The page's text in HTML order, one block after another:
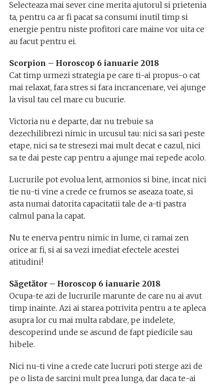
Selecteaza mai sever cine merita ajutorul si prietenia
ta, pentru ca ar fi pacat sa consumi inutil timp si
energie pentru niste profitori care maine vor uita ce
au facut pentru ei.
Scorpion – Horoscop 6 ianuarie 2018
Cat timp urmezi strategia pe care ti-ai propus-o cat
mai relaxat, fara stres si fara incrancenare, vei ajunge
la visul tau cel mare cu bucurie.
Victoria nu e departe, dar nu trebuie sa
dezechilibrezi nimic in urcusul tau: nici sa sari peste
etape, nici sa te stresezi mai mult decat e cazul, nici
sa te dai peste cap pentru a ajunge mai repede acolo.
Lucrurile pot evolua lent, armonios si bine, incat nici
tie nu-ti vine a crede ce frumos se aseaza toate, si
asta numai datorita capacitatii tale de a-ti pastra
calmul pana la capat.
Nu te enerva pentru nimic in lume, ci ramai zen
orice ar fi, si ai sa vezi imediat efectele acestei
atitudini!
Săgetător – Horoscop 6 ianuarie 2018
Ocupa-te azi de lucrurile marunte de care nu ai avut
timp inainte. Azi ai starea potrivita pentru a te apleca
asupra lor cu mai multa rabdare, pe indelete,
descoperind unde se ascund de fapt piedicile sau
hibele.
Nici nu-ti vine a crede cate lucruri poti sterge azi de
pe o lista de sarcini mult prea lunga, dar daca te-ai